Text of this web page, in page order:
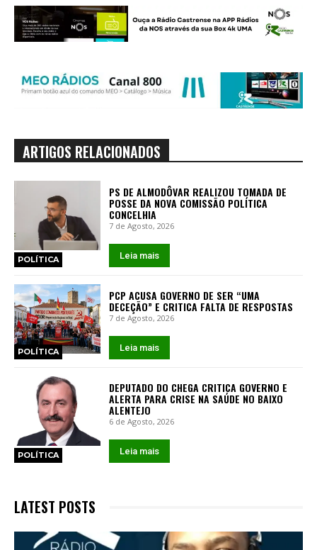
ARTIGOS RELACIONADOS
POLÍTICA
PS DE ALMODÔVAR REALIZOU TOMADA DE
POSSE DA NOVA COMISSÃO POLÍTICA
CONCELHIA
7 de Agosto, 2026
Leia mais
POLÍTICA
PCP ACUSA GOVERNO DE SER “UMA
DECEÇÃO” E CRITICA FALTA DE RESPOSTAS
7 de Agosto, 2026
Leia mais
POLÍTICA
DEPUTADO DO CHEGA CRITICA GOVERNO E
ALERTA PARA CRISE NA SAÚDE NO BAIXO
ALENTEJO
6 de Agosto, 2026
Leia mais
LATEST POSTS